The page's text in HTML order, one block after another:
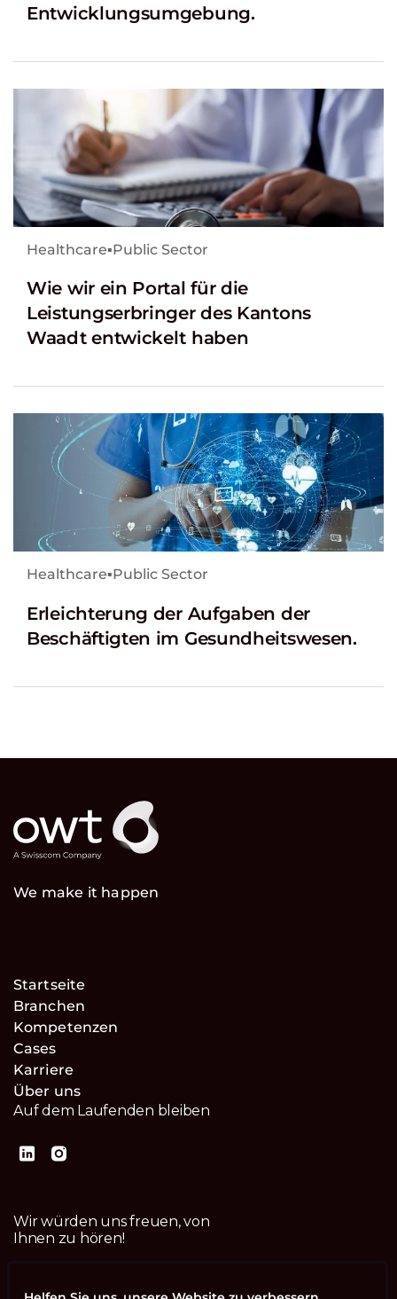
Entwicklungsumgebung.
Healthcare▪Public Sector
Wie wir ein Portal für die
Leistungserbringer des Kantons
Waadt entwickelt haben
Healthcare▪Public Sector
Erleichterung der Aufgaben der
Beschäftigten im Gesundheitswesen.
We make it happen
Startseite
Branchen
Kompetenzen
Cases
Karriere
Über uns
Auf dem Laufenden bleiben
Wir würden uns freuen, von
Ihnen zu hören!